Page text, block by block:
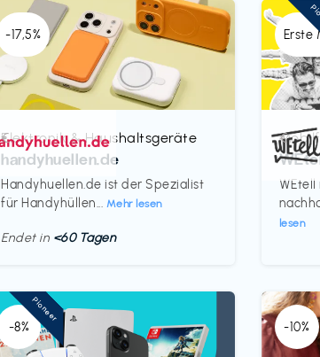
-17,5%
Elektronik & Haushaltsgeräte
handyhuellen.de
Handyhuellen.de ist der Spezialist
für Handyhüllen... Mehr lesen
€‎
Endet in <60 Tagen
Erste
lesen
€‎
-8%
Pioneer
-10%